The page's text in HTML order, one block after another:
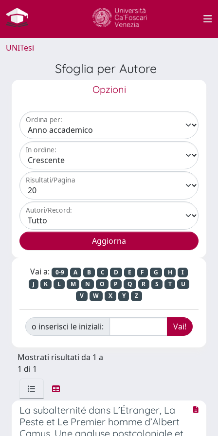
UNITesi
Sfoglia per Autore
Opzioni
Ordina per:
In ordine:
Risultati/Pagina
Autori/Record:
Vai a: 0-9 A B C D E F G H
I
J
K L M N O P Q R S T
U
V
W X Y Z
o inserisci le iniziali:
Mostrati risultati da 1 a
1 di 1
La subalternité dans L’Étranger, La
Peste et Le Premier homme d’Albert
Camus. Une analyse postcoloniale et